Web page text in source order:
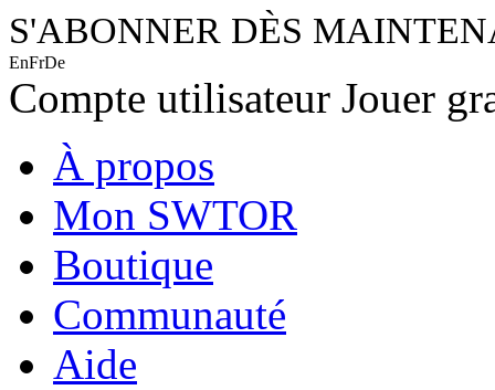
S'ABONNER DÈS
EnFrDe
Compte utilisateur Jouer
À propos
Mon SWTOR
Boutique
Communauté
Aide